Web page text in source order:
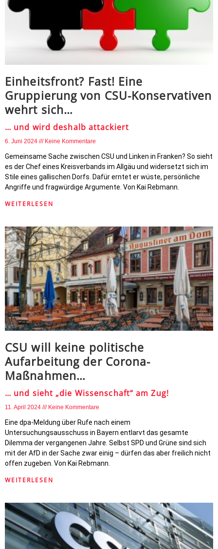
Einheitsfront? Fast! Eine
Gruppierung von CSU-Konservativen
wehrt sich…
… und wird deshalb attackiert
6. Juni 2024 Keine Kommentare
Gemeinsame Sache zwischen CSU und Linken in Franken? So sieht
es der Chef eines Kreisverbands im Allgäu und widersetzt sich im
Stile eines gallischen Dorfs. Dafür erntet er wüste, persönliche
Angriffe und fragwürdige Argumente. Von Kai Rebmann.
WEITERLESEN
CSU will keine politische
Aufarbeitung der Corona-
Maßnahmen…
… und sieht „die Wissenschaft“ am Zug!
11. April 2024 Keine Kommentare
Eine dpa-Meldung über Rufe nach einem
Untersuchungsausschuss in Bayern entlarvt das gesamte
Dilemma der vergangenen Jahre. Selbst SPD und Grüne sind sich
mit der AfD in der Sache zwar einig – dürfen das aber freilich nicht
offen zugeben. Von Kai Rebmann.
WEITERLESEN